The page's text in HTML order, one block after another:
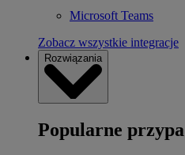
Microsoft Teams
Zobacz wszystkie integracje
Rozwiązania
Popularne